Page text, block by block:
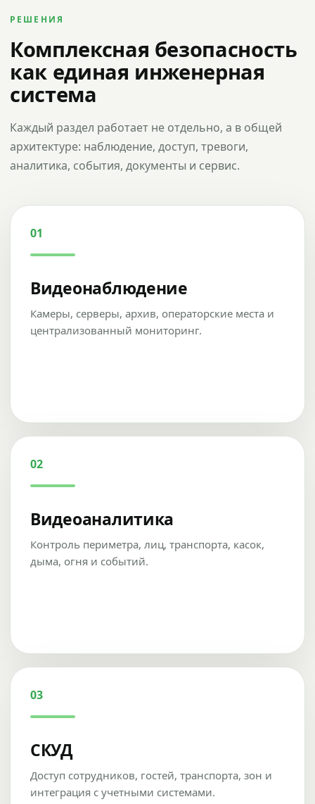
РЕШЕНИЯ
Комплексная безопасность
как единая инженерная
система
Каждый раздел работает не отдельно, а в общей
архитектуре: наблюдение, доступ, тревоги,
аналитика, события, документы и сервис.
01
Видеонаблюдение
Камеры, серверы, архив, операторские места и
централизованный мониторинг.
02
Видеоаналитика
Контроль периметра, лиц, транспорта, касок,
дыма, огня и событий.
03
СКУД
Доступ сотрудников, гостей, транспорта, зон и
интеграция с учетными системами.